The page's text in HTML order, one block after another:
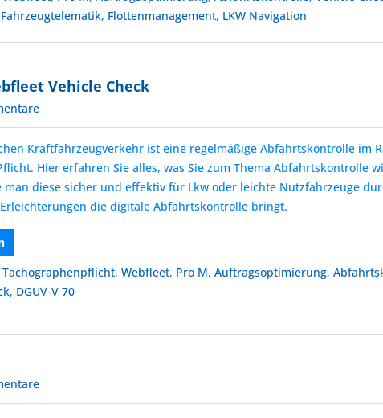
Fahrzeugtelematik, Flottenmanagement, LKW Navigation
Vehicle Check
Kraftfahrzeugverkehr ist eine regelmäßige Abfahrtskontrolle im
Hier erfahren Sie alles, was Sie zum Thema Abfahrtskontrolle
man diese sicher und effektiv für Lkw oder leichte Nutzfahrzeuge
die digitale Abfahrtskontrolle bringt.
Tachographenpflicht,Webfleet, Pro M,Auftragsoptimierung,
, DGUV-V 70